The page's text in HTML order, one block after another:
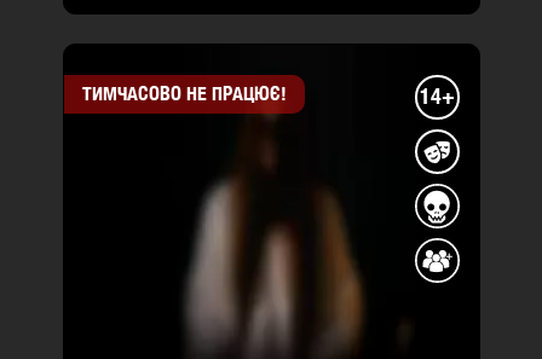
ТИМЧАСОВО НЕ ПРАЦЮЄ! 14+